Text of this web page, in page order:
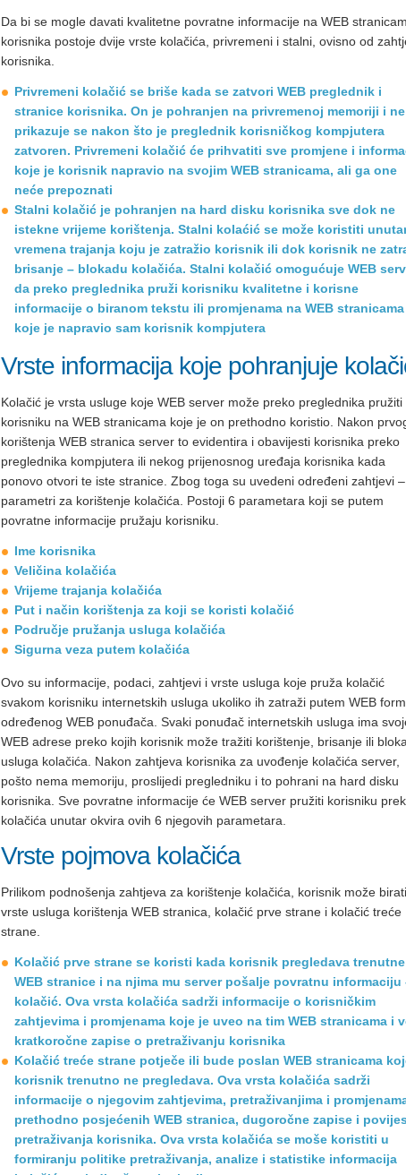
Da bi se mogle davati kvalitetne povratne informacije na WEB
korisnika postoje dvije vrste kolačića, privremeni i stalni, ovisno od
korisnika.
Privremeni kolačić se briše kada se zatvori WEB preglednik i
stranice korisnika. On je pohranjen na privremenoj memoriji i ne
prikazuje se nakon što je preglednik korisničkog kompjutera
zatvoren. Privremeni kolačić će prihvatiti sve promjene i
koje je korisnik napravio na svojim WEB stranicama, ali ga one
neće prepoznati
Stalni kolačić je pohranjen na hard disku korisnika sve dok ne
istekne vrijeme korištenja. Stalni kolaćić se može koristiti
vremena trajanja koju je zatražio korisnik ili dok korisnik ne
brisanje – blokadu kolačića. Stalni kolačić omogućuje WEB
da preko preglednika pruži korisniku kvalitetne i korisne
informacije o biranom tekstu ili promjenama na WEB stranicama
koje je napravio sam korisnik kompjutera
Vrste informacija koje pohranjuje
Kolačić je vrsta usluge koje WEB server može preko preglednika pružiti
korisniku na WEB stranicama koje je on prethodno koristio. Nakon
korištenja WEB stranica server to evidentira i obavijesti korisnika preko
preglednika kompjutera ili nekog prijenosnog uređaja korisnika kada
ponovo otvori te iste stranice. Zbog toga su uvedeni određeni zahtjevi –
parametri za korištenje kolačića. Postoji 6 parametara koji se putem
povratne informacije pružaju korisniku.
Ime korisnika
Veličina kolačića
Vrijeme trajanja kolačića
Put i način korištenja za koji se koristi kolačić
Područje pružanja usluga kolačića
Sigurna veza putem kolačića
Ovo su informacije, podaci, zahtjevi i vrste usluga koje pruža kolačić
svakom korisniku internetskih usluga ukoliko ih zatraži putem WEB
određenog WEB ponuđača. Svaki ponuđač internetskih usluga ima
WEB adrese preko kojih korisnik može tražiti korištenje, brisanje ili
usluga kolačića. Nakon zahtjeva korisnika za uvođenje kolačića server,
pošto nema memoriju, proslijedi pregledniku i to pohrani na hard disku
korisnika. Sve povratne informacije će WEB server pružiti korisniku
kolačića unutar okvira ovih 6 njegovih parametara.
Vrste pojmova kolačića
Prilikom podnošenja zahtjeva za korištenje kolačića, korisnik može
vrste usluga korištenja WEB stranica, kolačić prve strane i kolačić treće
strane.
Kolačić prve strane se koristi kada korisnik pregledava trenutne
WEB stranice i na njima mu server pošalje povratnu informaciju
kolačić. Ova vrsta kolačića sadrži informacije o korisničkim
zahtjevima i promjenama koje je uveo na tim WEB stranicama i
kratkoročne zapise o pretraživanju korisnika
Kolačić treće strane potječe ili bude poslan WEB stranicama
korisnik trenutno ne pregledava. Ova vrsta kolačića sadrži
informacije o njegovim zahtjevima, pretraživanjima i
prethodno posjećenih WEB stranica, dugoročne zapise i
pretraživanja korisnika. Ova vrsta kolačića se moše koristiti u
formiranju politike pretraživanja, analize i statistike informacija